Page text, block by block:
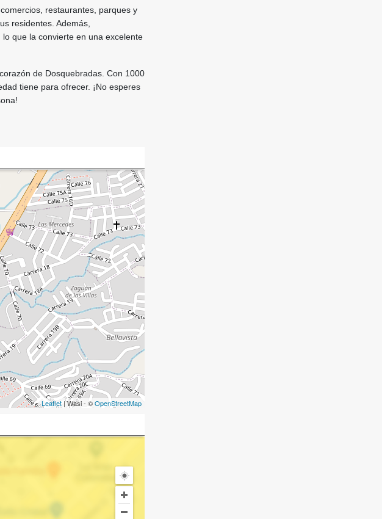
restaurantes, parques y
residentes. Además,
que la convierte en una excelente
de Dosquebradas. Con 1000
tiene para ofrecer. ¡No esperes
Leaflet | Wasi - ©OpenStreetMap